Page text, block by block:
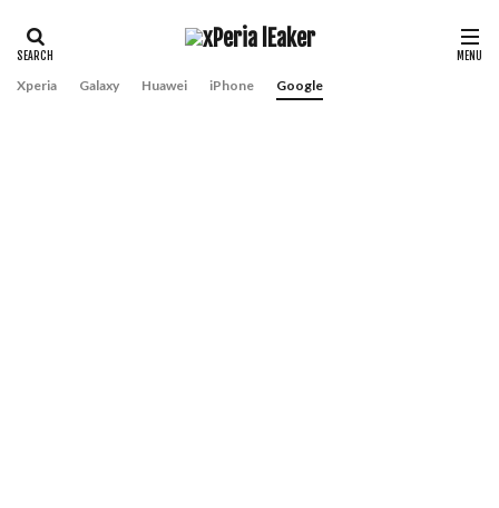
Xperia Galaxy Huawei iPhone Google